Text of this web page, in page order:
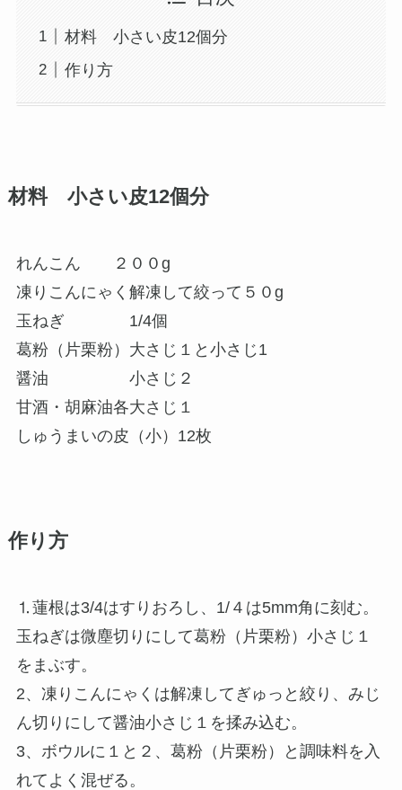
材料 小さい皮12個分
作り方
材料 小さい皮12個分
れんこん ２００g
凍りこんにゃく解凍して絞って５０g
玉ねぎ 1/4個
葛粉（片栗粉）大さじ１と小さじ1
醤油 小さじ２
甘酒・胡麻油各大さじ１
しゅうまいの皮（小）12枚
作り方
⒈蓮根は3/4はすりおろし、1/４は5mm角に刻む。
玉ねぎは微塵切りにして葛粉（片栗粉）小さじ１
をまぶす。
2、凍りこんにゃくは解凍してぎゅっと絞り、みじ
ん切りにして醤油小さじ１を揉み込む。
3、ボウルに１と２、葛粉（片栗粉）と調味料を入
れてよく混ぜる。